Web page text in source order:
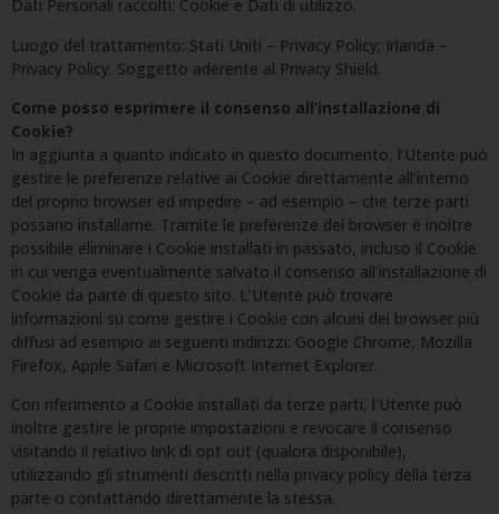
Dati Personali raccolti: Cookie e Dati di utilizzo.
Luogo del trattamento: Stati Uniti – Privacy Policy; Irlanda –
Privacy Policy. Soggetto aderente al Privacy Shield.
Come posso esprimere il consenso all’installazione di
Cookie?
In aggiunta a quanto indicato in questo documento, l’Utente può
gestire le preferenze relative ai Cookie direttamente all’interno
del proprio browser ed impedire – ad esempio – che terze parti
possano installarne. Tramite le preferenze del browser è inoltre
possibile eliminare i Cookie installati in passato, incluso il Cookie
in cui venga eventualmente salvato il consenso all’installazione di
Cookie da parte di questo sito. L’Utente può trovare
informazioni su come gestire i Cookie con alcuni dei browser più
diffusi ad esempio ai seguenti indirizzi: Google Chrome, Mozilla
Firefox, Apple Safari e Microsoft Internet Explorer.
Con riferimento a Cookie installati da terze parti, l’Utente può
inoltre gestire le proprie impostazioni e revocare il consenso
visitando il relativo link di opt out (qualora disponibile),
utilizzando gli strumenti descritti nella privacy policy della terza
parte o contattando direttamente la stessa.